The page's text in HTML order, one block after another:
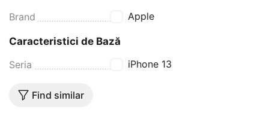
Brand
Apple
Caracteristici de Bază
Seria
iPhone 13
Find similar